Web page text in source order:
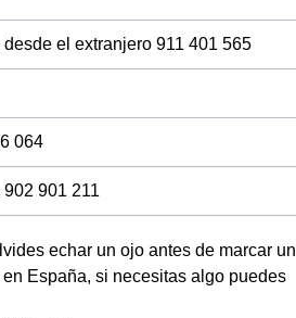
desde el extranjero 911 401 565
064
902 901 211
echar un ojo antes de marcar un
España, si necesitas algo puedes